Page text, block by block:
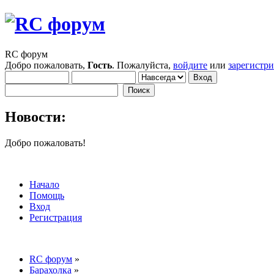
RC форум
Добро пожаловать, Гость. Пожалуйста, войдите или
Новости:
Добро пожаловать!
Начало
Помощь
Вход
Регистрация
RC форум »
Барахолка »